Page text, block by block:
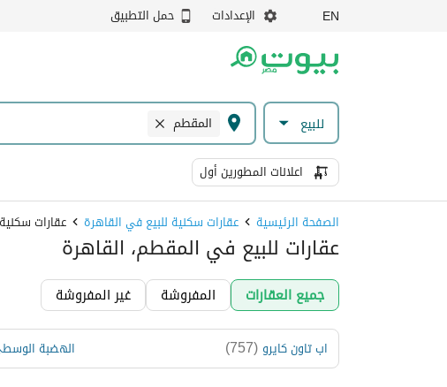
EN الإعدادات حمل التطبيق
للبيع المقطم
اعلانات المطورين أول
الصفحة الرئيسية عقارات سكنية للبيع في القاهرة عقارات
عقارات للبيع في المقطم، القاهرة
جميع العقارات المفروشة غير المفروشة
اب تاون كايرو (
757
) الهضبة